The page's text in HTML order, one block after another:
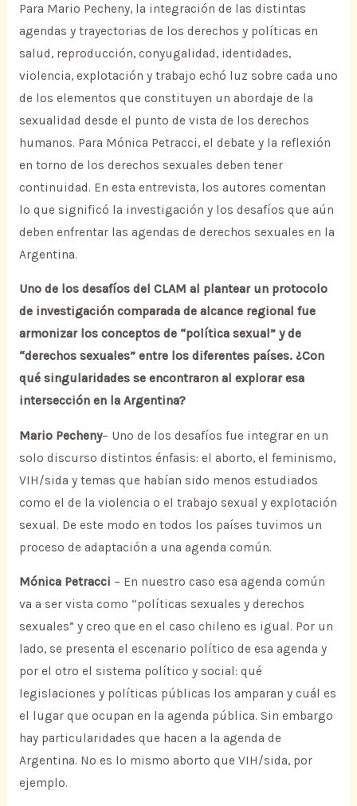
Para Mario Pecheny, la integración de las distintas
agendas y trayectorias de los derechos y políticas en
salud, reproducción, conyugalidad, identidades,
violencia, explotación y trabajo echó luz sobre cada uno
de los elementos que constituyen un abordaje de la
sexualidad desde el punto de vista de los derechos
humanos. Para Mónica Petracci, el debate y la reflexión
en torno de los derechos sexuales deben tener
continuidad. En esta entrevista, los autores comentan
lo que significó la investigación y los desafíos que aún
deben enfrentar las agendas de derechos sexuales en la
Argentina.
Uno de los desafíos del CLAM al plantear un protocolo
de investigación comparada de alcance regional fue
armonizar los conceptos de “política sexual” y de
“derechos sexuales” entre los diferentes países. ¿Con
qué singularidades se encontraron al explorar esa
intersección en la Argentina?
Mario Pecheny– Uno de los desafíos fue integrar en un
solo discurso distintos énfasis: el aborto, el feminismo,
VIH/sida y temas que habían sido menos estudiados
como el de la violencia o el trabajo sexual y explotación
sexual. De este modo en todos los países tuvimos un
proceso de adaptación a una agenda común.
Mónica Petracci – En nuestro caso esa agenda común
va a ser vista como “políticas sexuales y derechos
sexuales” y creo que en el caso chileno es igual. Por un
lado, se presenta el escenario político de esa agenda y
por el otro el sistema político y social: qué
legislaciones y políticas públicas los amparan y cuál es
el lugar que ocupan en la agenda pública. Sin embargo
hay particularidades que hacen a la agenda de
Argentina. No es lo mismo aborto que VIH/sida, por
ejemplo.